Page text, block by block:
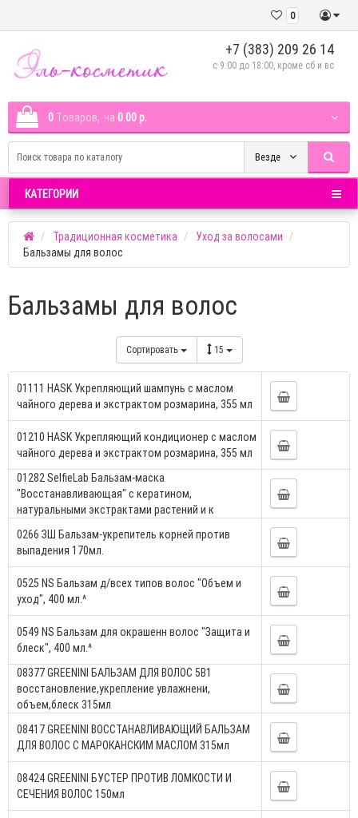
0
+7 (383) 209 26 14
c 9:00 до 18:00, кроме сб и вс
0 Tоваров, на 0.00 р.
Везде
КАТЕГОРИИ
Традиционная косметика
Уход за волосами
Бальзамы для волос
Бальзамы для волос
Сортировать 15
01111 HASK Укрепляющий шампунь с маслом
чайного дерева и экстрактом розмарина, 355 мл
01210 HASK Укрепляющий кондиционер с маслом
чайного дерева и экстрактом розмарина, 355 мл
01282 SelfieLab Бальзам-маска
"Восстанавливающая" с кератином,
натуральными экстрактами растений и к
0266 ЗШ Бальзам-укрепитель корней против
выпадения 170мл.
0525 NS Бальзам д/всех типов волос "Объем и
уход", 400 мл.^
0549 NS Бальзам для окрашенн волос "Защита и
блеск", 400 мл.^
08377 GREENINI БАЛЬЗАМ ДЛЯ ВОЛОС 5В1
восстановление,укрепление увлажнени,
объем,блеск 315мл
08417 GREENINI ВОССТАНАВЛИВАЮЩИЙ БАЛЬЗАМ
ДЛЯ ВОЛОС С МАРОКАНСКИМ МАСЛОМ 315мл
08424 GREENINI БУСТЕР ПРОТИВ ЛОМКОСТИ И
СЕЧЕНИЯ ВОЛОС 150мл